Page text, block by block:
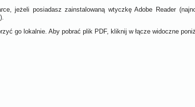
jeżeli posiadasz zainstalowaną wtyczkę Adobe Reader
).
go lokalnie. Aby pobrać plik PDF, kliknij w łącze widoczne